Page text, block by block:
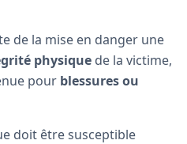
de la mise en danger une
physique de la victime,
pour blessures ou
doit être susceptible